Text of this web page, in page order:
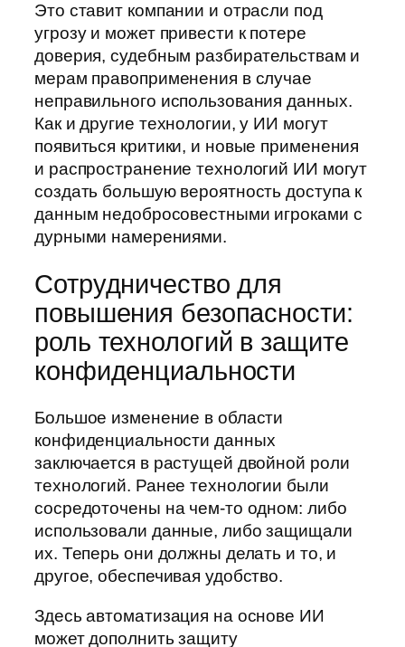
Это ставит компании и отрасли под
угрозу и может привести к потере
доверия, судебным разбирательствам и
мерам правоприменения в случае
неправильного использования данных.
Как и другие технологии, у ИИ могут
появиться критики, и новые применения
и распространение технологий ИИ могут
создать большую вероятность доступа к
данным недобросовестными игроками с
дурными намерениями.
Сотрудничество для
повышения безопасности:
роль технологий в защите
конфиденциальности
Большое изменение в области
конфиденциальности данных
заключается в растущей двойной роли
технологий. Ранее технологии были
сосредоточены на чем-то одном: либо
использовали данные, либо защищали
их. Теперь они должны делать и то, и
другое, обеспечивая удобство.
Здесь автоматизация на основе ИИ
может дополнить защиту